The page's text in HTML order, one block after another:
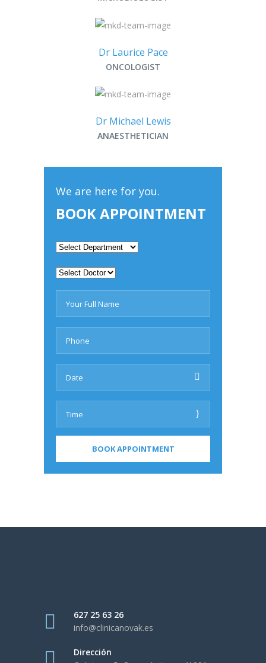
Dr Laurice Pace
ONCOLOGIST
Dr Michael Lewis
ANAESTHETICIAN
We are here for you.
BOOK APPOINTMENT
627 25 63 26
info@clinicanovak.es
Dirección